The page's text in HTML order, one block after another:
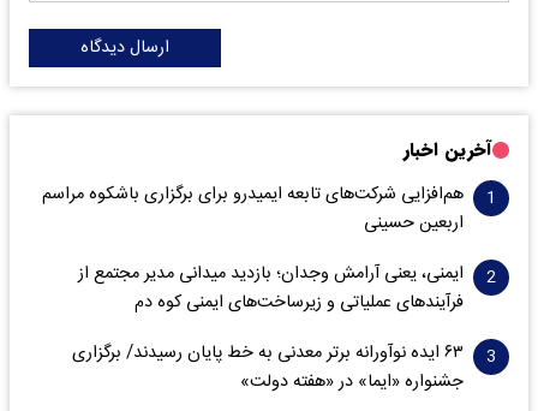
ارسال دیدگاه
آخرین اخبار
هم‌افزایی شرکت‌های تابعه ایمیدرو برای برگزاری باشکوه مراسم
اربعین حسینی
ایمنی، یعنی آرامش وجدان؛ بازدید میدانی مدیر مجتمع از
فرآیندهای عملیاتی و زیرساخت‌های ایمنی کوه دم
۶۳ ایده نوآورانه برتر معدنی به خط پایان رسیدند/ برگزاری
جشنواره «ایما» در «هفته دولت»